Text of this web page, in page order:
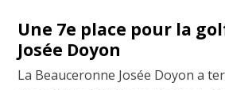
Une 7e place pour la
Josée Doyon
La Beauceronne Josée Doyon a